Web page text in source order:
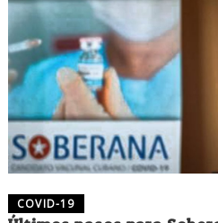
COVID-19